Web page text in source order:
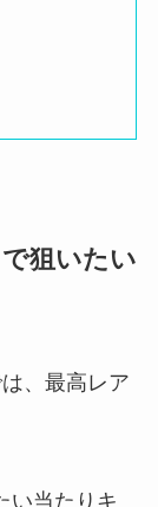
狙いたい
、最高レア
い当たりキ